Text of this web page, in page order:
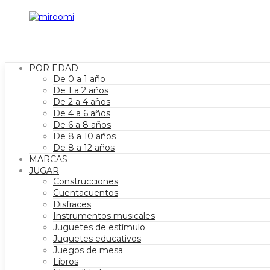
POR EDAD
De 0 a 1 año
De 1 a 2 años
De 2 a 4 años
De 4 a 6 años
De 6 a 8 años
De 8 a 10 años
De 8 a 12 años
MARCAS
JUGAR
Construcciones
Cuentacuentos
Disfraces
Instrumentos musicales
Juguetes de estímulo
Juguetes educativos
Juegos de mesa
Libros